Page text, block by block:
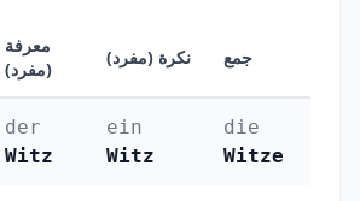
معرفة
(مفرد)
نكرة (مفرد) جمع
der
Witz
ein
Witz
die
Witze